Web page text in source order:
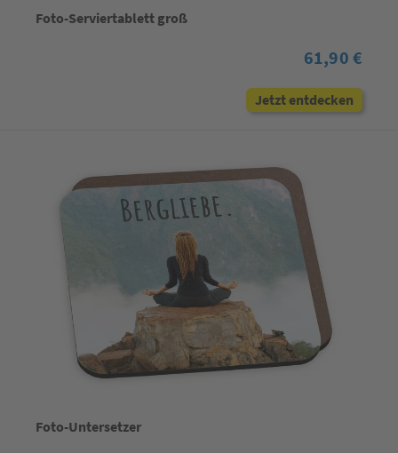
Foto-Serviertablett groß
61,90 €
Jetzt entdecken
Foto-Untersetzer